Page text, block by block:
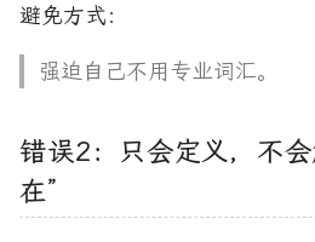
避免方式：
强迫自己不用专业词汇。
错误2：只会定义，不
在”